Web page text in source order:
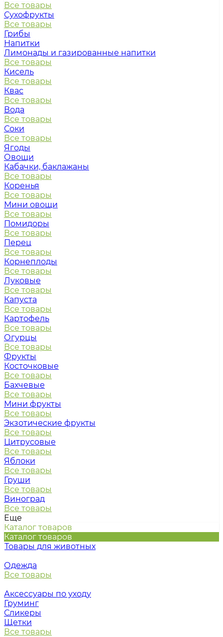
Все товары
Сухофрукты
Все товары
Грибы
Напитки
Лимонады и газированные напитки
Все товары
Кисель
Все товары
Квас
Все товары
Вода
Все товары
Соки
Все товары
Ягоды
Овощи
Кабачки, баклажаны
Все товары
Коренья
Все товары
Мини овощи
Все товары
Помидоры
Все товары
Перец
Все товары
Корнеплоды
Все товары
Луковые
Все товары
Капуста
Все товары
Картофель
Все товары
Огурцы
Все товары
Фрукты
Косточковые
Все товары
Бахчевые
Все товары
Мини фрукты
Все товары
Экзотические фрукты
Все товары
Цитрусовые
Все товары
Яблоки
Все товары
Груши
Все товары
Виноград
Все товары
Еще
Каталог товаров
Каталог товаров
Товары для животных
Одежда
Все товары
Аксессуары по уходу
Груминг
Сликеры
Щетки
Все товары